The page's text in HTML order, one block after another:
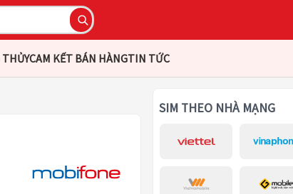
CAM KẾT BÁN HÀNGTIN TỨC
SIM THEO NHÀ MẠNG